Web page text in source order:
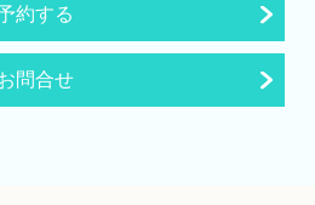
約する
問合せ